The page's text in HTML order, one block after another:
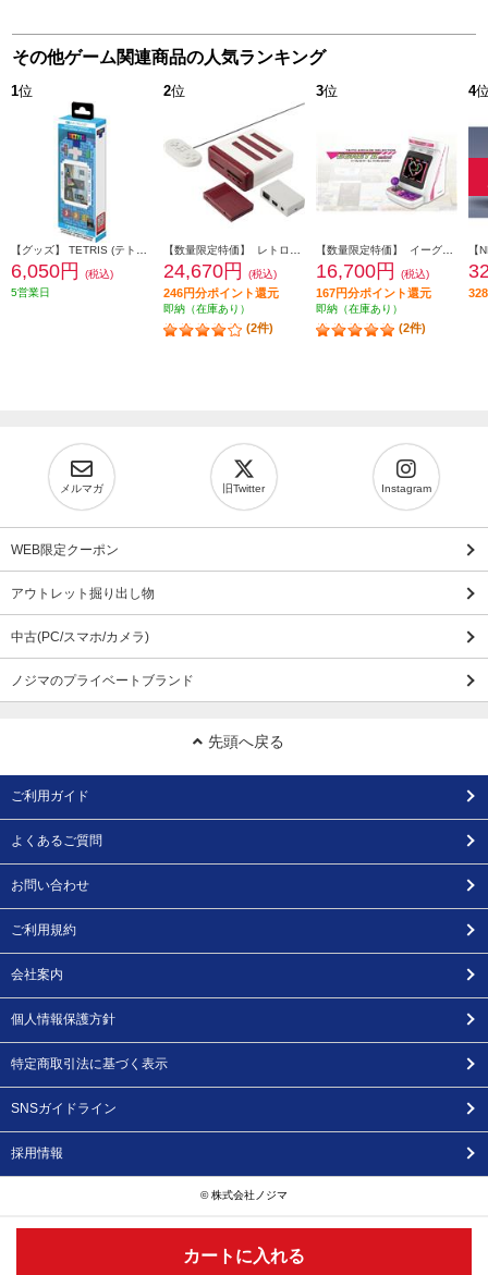
カートに入れる
その他ゲーム関連商品の人気ランキング
1位
6,050円
(税込)
5営業日
2位
24,670円 (税込)
246円分ポイント還元
即納（在庫あり）
(2件)
3位
16,700円 (税込)
167円分ポイント還元
即納（在庫あり）
(2件)
4
メルマガ 旧Twitter Instagram
WEB限定クーポン
アウトレット掘り出し物
中古(PC/スマホ/カメラ)
ノジマのプライベートブランド
先頭へ戻る
ご利用ガイド
よくあるご質問
お問い合わせ
ご利用規約
会社案内
個人情報保護方針
特定商取引法に基づく表示
SNSガイドライン
採用情報
© 株式会社ノジマ